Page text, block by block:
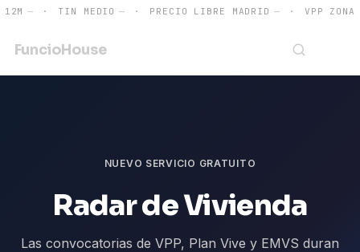
— TIN MEDIO — PRECIO LIBRE MADRID — VPP ZONA A
FuncioHouse
NUEVO SERVICIO GRATUITO
Radar de Vivienda
Las convocatorias de VPP, Plan Vive y EMVS duran